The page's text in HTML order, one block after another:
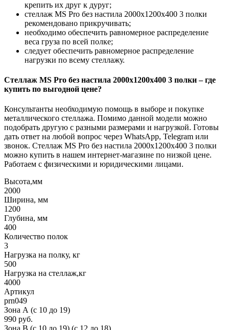
крепить их друг к дуруг;
стеллаж MS Pro без настила 2000х1200x400 3 полки
рекомендовано прикручивать;
необходимо обеспечить равномерное распределение
веса груза по всей полке;
следует обеспечить равномерное распределение
нагрузки по всему стеллажу.
Стеллаж MS Pro без настила 2000х1200x400 3 полки – где
купить по выгодной цене?
Консультанты необходимую помощь в выборе и покупке
металлического стеллажа. Помимо данной модели можно
подобрать другую с разными размерами и нагрузкой. Готовы
дать ответ на любой вопрос через WhatsApp, Telegram или
звонок. Стеллаж MS Pro без настила 2000х1200x400 3 полки
можно купить в нашем интернет-магазине по низкой цене.
Работаем с физическими и юридическими лицами.
Высота,мм
2000
Ширина, мм
1200
Глубина, мм
400
Количество полок
3
Нагрузка на полку, кг
500
Нагрузка на стеллаж,кг
4000
Артикул
prn049
Зона А (c 10 до 19)
990 руб.